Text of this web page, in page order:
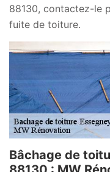
88130, contactez-le
fuite de toiture.
Bâchage de